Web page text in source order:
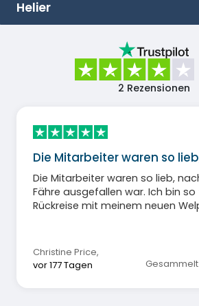
Helier
2 Rezensionen
Die Mitarbeiter waren so
Die Mitarbeiter waren so lieb,
Fähre ausgefallen war. Ich bin
Rückreise mit meinem neuen
Christine Price,
vor 177 Tagen